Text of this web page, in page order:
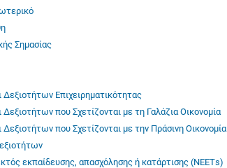
Σημασίας
Επιχειρηματικότητας
που Σχετίζονται με τη Γαλάζια Οικονομία
που Σχετίζονται με την Πράσινη Οικονομία
εκπαίδευσης, απασχόλησης ή κατάρτισης (ΝΕΕΤs)